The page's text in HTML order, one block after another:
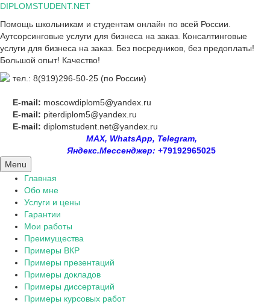
Skip
content
DIPLOMSTUDENT.NET
Помощь школьникам и студентам онлайн по всей России.
Аутсорсинговые услуги для бизнеса на заказ. Консалтинговые
услуги для бизнеса на заказ. Без посредников, без предоплаты!
Большой опыт! Качество!
тел.: 8(919)296-50-25 (по России)
E-mail: moscowdiplom5@yandex.ru
E-mail: piterdiplom5@yandex.ru
E-mail: diplomstudent.net@yandex.ru
MAX, WhatsApp, Telegram,
Яндекс.Мессенджер: +79192965025
Menu
Главная
Обо мне
Услуги и цены
Гарантии
Мои работы
Преимущества
Примеры ВКР
Примеры презентаций
Примеры докладов
Примеры диссертаций
Примеры курсовых работ